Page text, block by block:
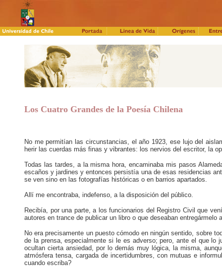
Los Cuatro Grandes de la Poesía Chilena
No me permitían las circunstancias, el año 1923, ese lujo del
herir las cuerdas más finas y vibrantes: los nervios del escritor, la
Todas las tardes, a la misma hora, encaminaba mis pasos
escaños y jardines y entonces persistía una de esas residencias
se ven sino en las fotografías históricas o en barrios apartados.
Allí me encontraba, indefenso, a la disposición del público.
Recibía, por una parte, a los funcionarios del Registro Civil que
autores en trance de publicar un libro o que deseaban
No era precisamente un puesto cómodo en ningún sentido, sobre
de la prensa, especialmente si le es adverso; pero, ante el que
ocultan cierta ansiedad, por lo demás muy lógica, la misma,
atmósfera tensa, cargada de incertidumbres, con mutuas e
cuando escriba?